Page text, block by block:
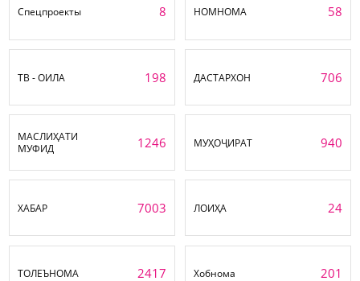
Спецпроекты 8 НОМНОМА 58
ТВ - ОИЛА 198 ДАСТАРХОН 706
МАСЛИҲАТИ
МУФИД
1246 МУҲОҶИРАТ 940
ХАБАР 7003 ЛОИҲА 24
ТОЛЕЪНОМА 2417 Хобнома 201